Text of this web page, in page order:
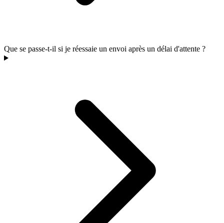
Que se passe-t-il si je réessaie un envoi après un délai d'attente ?